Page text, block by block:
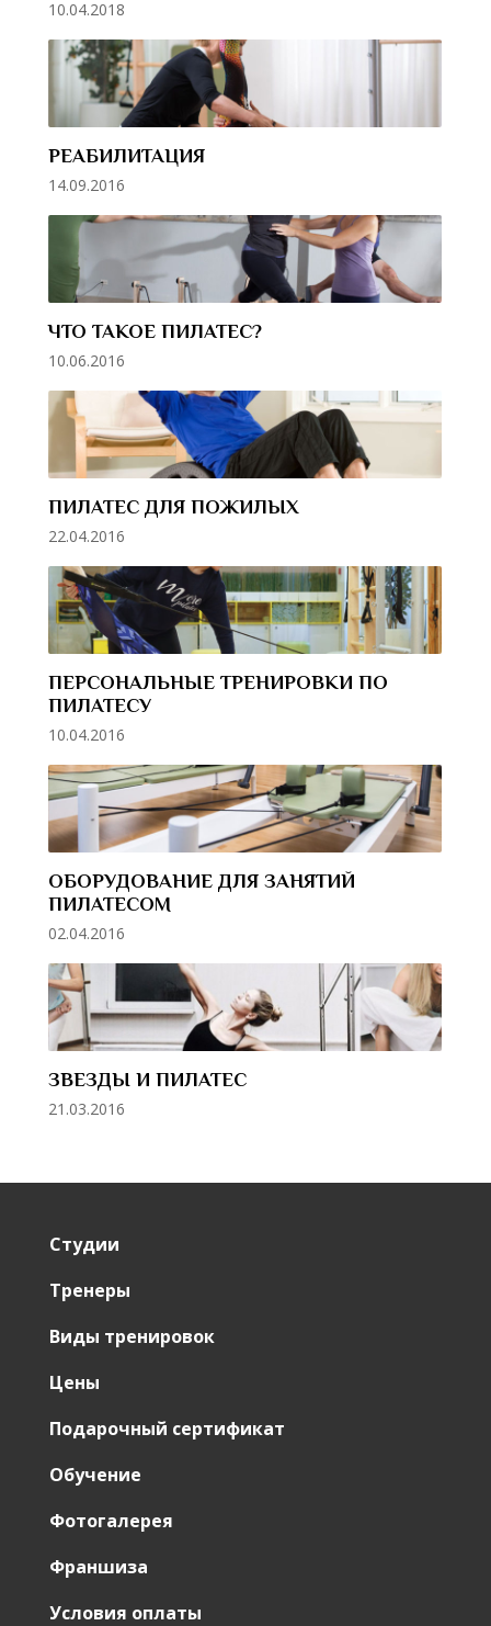
10.04.2018
РЕАБИЛИТАЦИЯ
14.09.2016
ЧТО ТАКОЕ ПИЛАТЕС?
10.06.2016
ПИЛАТЕС ДЛЯ ПОЖИЛЫХ
22.04.2016
ПЕРСОНАЛЬНЫЕ ТРЕНИРОВКИ ПО
ПИЛАТЕСУ
10.04.2016
ОБОРУДОВАНИЕ ДЛЯ ЗАНЯТИЙ
ПИЛАТЕСОМ
02.04.2016
ЗВЕЗДЫ И ПИЛАТЕС
21.03.2016
Студии
Тренеры
Виды тренировок
Цены
Подарочный сертификат
Обучение
Фотогалерея
Франшиза
Условия оплаты